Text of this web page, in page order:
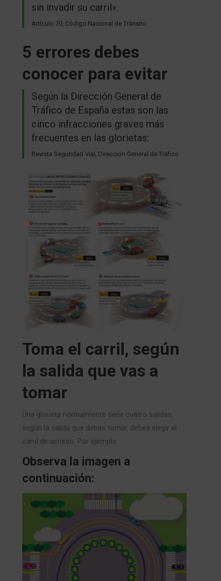
sin invadir su carril».
Artículo 70, Código Nacional de Tránsito
5 errores debes
conocer para evitar
Según la Dirección General de
Tráfico de España estas son las
cinco infracciones graves más
frecuentes en las glorietas:
Revista Seguridad Vial, Dirección General de Tráfico
Toma el carril, según
la salida que vas a
tomar
Una glorieta normalmente tiene cuatro salidas,
según la salida que debas tomar, debes elegir el
carril de acceso. Por ejemplo:
Observa la imagen a
continuación: